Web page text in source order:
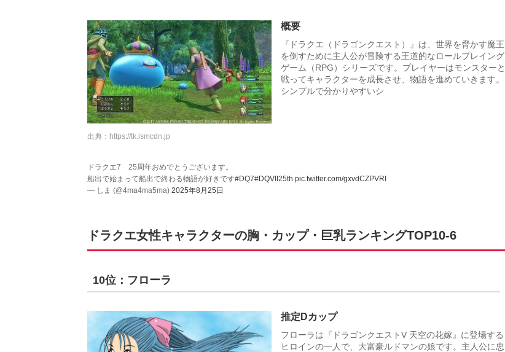
概要
『ドラクエ（ドラゴンクエスト）』は、世界を脅かす魔王
を倒すために主人公が冒険する王道的なロールプレイング
ゲーム（RPG）シリーズです。プレイヤーはモンスターと
戦ってキャラクターを成長させ、物語を進めていきます。
シンプルで分かりやすいシ
出典： https://tk.ismcdn.jp
ドラクエ7 25周年おめでとうございます。
船出で始まって船出で終わる物語が好きです#DQ7#DQVII25th pic.twitter.com/gxvdCZPVRI
— しま (@4ma4ma5ma) 2025年8月25日
ドラクエ女性キャラクターの胸・カップ・巨乳ランキングTOP10-6
10位：フローラ
推定Dカップ
フローラは『ドラゴンクエストV 天空の花嫁』に登場する
ヒロインの一人で、大富豪ルドマンの娘です。主人公に忠